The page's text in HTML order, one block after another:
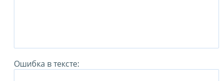
Ошибка в тексте: